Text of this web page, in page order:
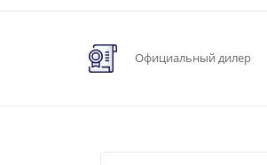
Официальный дилер